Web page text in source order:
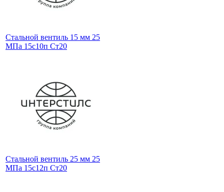
Стальной вентиль 15 мм 25
МПа 15с10п Ст20
Стальной вентиль 25 мм 25
МПа 15с12п Ст20